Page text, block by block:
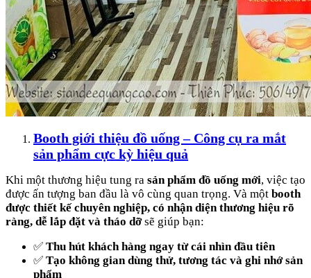
Booth giới thiệu đồ uống – Công cụ ra mắt
sản phẩm cực kỳ hiệu quả
Khi một thương hiệu tung ra sản phẩm đồ uống mới, việc tạo
được ấn tượng ban đầu là vô cùng quan trọng. Và một booth
được thiết kế chuyên nghiệp, có nhận diện thương hiệu rõ
ràng, dễ lắp đặt và tháo dỡsẽ giúp bạn:
✅ Thu hút khách hàng ngay từ cái nhìn đầu tiên
✅ Tạo không gian dùng thử, tương tác và ghi nhớ sản
phẩm